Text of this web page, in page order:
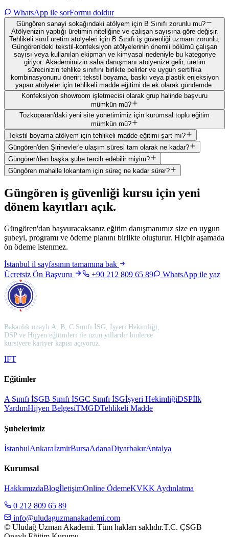
WhatsApp ile sorFormu doldur
Güngören sanayi sokağındaki atölyem için B Sınıfı zorunlu mu?
Atölyenizin yaptığı üretimin niteliğine ve çalışan sayısına göre değişir.
Tehlikeli sınıf üretim atölyeleri için B Sınıfı iş güvenliği uzmanı zorunlu;
Güngören'deki tekstil-konfeksiyon atölyelerinin önemli bölümü çalışan
sayısı veya kullanılan ekipman ve kimyasal nedeniyle bu kategoriye
giriyor. Akademimizin saha danışmanı atölyenize gelir, üretim
sürecinizin tehlike sınıfını birlikte belirler ve uygun sertifika
kombinasyonunu önerir; tekstil boyama, baskı veya plastik enjeksiyon
yapan atölyeler için tehlikeli madde eğitimi de ek olarak gündemde.
Konfeksiyon showroom işletmecisi olarak grup halinde başvuru
mümkün mü?
Tozkoparan'daki yeni site yönetimimiz için kurumsal toplu eğitim
mümkün mü?
Tekstil boyama atölyem için tehlikeli madde eğitimi şart mı?
Güngören'den Şirinevler'e ulaşım süresi tam olarak ne kadar?
Güngören'den başka şube tercih edebilir miyim?
Güngören mahalle lokantam için süreç ne kadar sürer?
Güngören iş güvenliği kursu için yeni
dönem kayıtları açık.
Güngören'dan başvuracaksanız eğitim danışmanımız size en uygun
şubeyi, programı ve ödeme planını birlikte oluşturur. Hiçbir aşamada
ön ödeme istenmez.
İstanbul il sayfasının tamamına bak
Ücretsiz Ön Başvuru
+90 212 809 65 89 WhatsApp ile yaz
Bakanlık onaylı A, B, C Sınıfı İSG, İşyeri Hekimliği,
DSP ve Hijyen eğitimleri ile uzun yıllardır binlerce
kursiyere kariyer kapısı açıyoruz.
IFT
Eğitimler
A Sınıfı İSGB Sınıfı İSGC Sınıfı İSGİşyeri HekimliğiDSPİlk
YardımHijyen BelgesiTMGDTehlikeli Madde
Şubelerimiz
İstanbulAnkaraİzmirBursaAdanaDiyarbakırAntalya
Kurumsal
HakkımızdaBlogİletişimOnline ÖdemeKVKK Aydınlatma
0 212 809 65 89
info@uludaguzmanakademi.com
© Uludağ Uzman Akademi. Tüm hakları saklıdır.T.C. ÇSGB